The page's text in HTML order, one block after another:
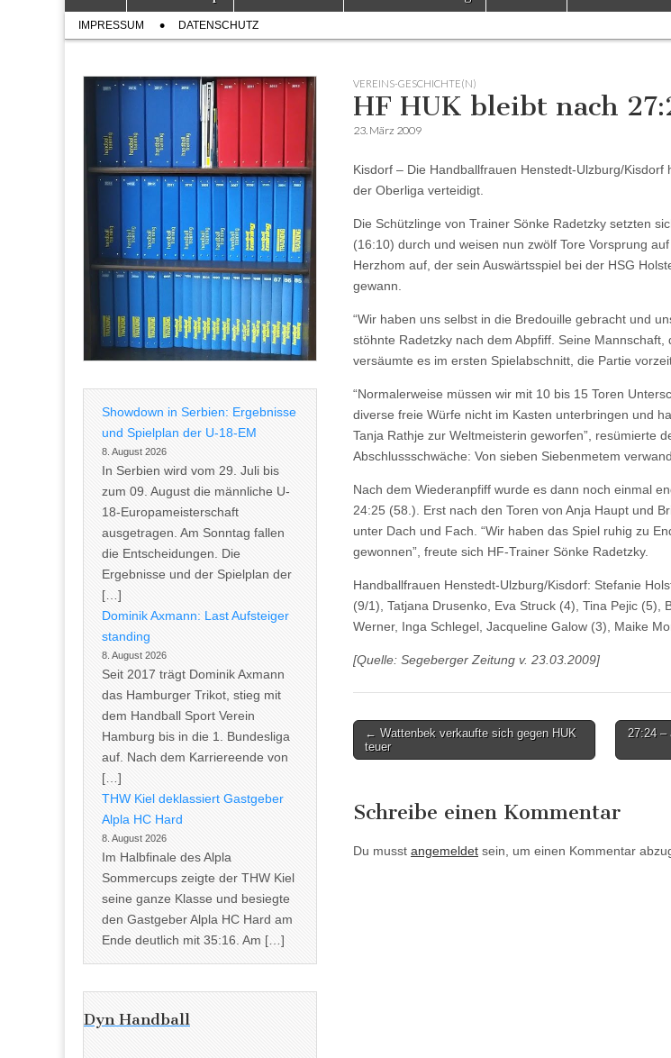
menu
content
Sub
menu
IMPRESSUM DATENSCHUTZ
VEREINS-GESCHICHTE(N)
HF HUK bleibt nach
23. März 2009
Kisdorf – Die Handballfrauen Henstedt-Ulzburg/Kisdorf
der Oberliga verteidigt.
Die Schützlinge von Trainer Sönke Radetzky setzten
(16:10) durch und weisen nun zwölf Tore Vorsprung
Herzhom auf, der sein Auswärtsspiel bei der HSG
gewann.
“Wir haben uns selbst in die Bredouille gebracht und
stöhnte Radetzky nach dem Abpfiff. Seine Mannschaft,
versäumte es im ersten Spielabschnitt, die Partie
“Normalerweise müssen wir mit 10 bis 15 Toren
diverse freie Würfe nicht im Kasten unterbringen und
Tanja Rathje zur Weltmeisterin geworfen”, resümierte
Abschlussschwäche: Von sieben Siebenmetem
Nach dem Wiederanpfiff wurde es dann noch einmal
24:25 (58.). Erst nach den Toren von Anja Haupt und
unter Dach und Fach. “Wir haben das Spiel ruhig zu
gewonnen”, freute sich HF-Trainer Sönke Radetzky.
Handballfrauen Henstedt-Ulzburg/Kisdorf: Stefanie
(9/1), Tatjana Drusenko, Eva Struck (4), Tina Pejic (5),
Werner, Inga Schlegel, Jacqueline Galow (3), Maike
[Quelle: Segeberger Zeitung v. 23.03.2009]
Post
navigation
← Wattenbek verkaufte sich gegen HUK
teuer
27:24 –
Schreibe einen Kommentar
Du musst angemeldet sein, um einen Kommentar
Showdown in Serbien: Ergebnisse
und Spielplan der U-18-EM
8. August 2026
In Serbien wird vom 29. Juli bis
zum 09. August die männliche U-
18-Europameisterschaft
ausgetragen. Am Sonntag fallen
die Entscheidungen. Die
Ergebnisse und der Spielplan der
[…]
Dominik Axmann: Last Aufsteiger
standing
8. August 2026
Seit 2017 trägt Dominik Axmann
das Hamburger Trikot, stieg mit
dem Handball Sport Verein
Hamburg bis in die 1. Bundesliga
auf. Nach dem Karriereende von
[…]
THW Kiel deklassiert Gastgeber
Alpla HC Hard
8. August 2026
Im Halbfinale des Alpla
Sommercups zeigte der THW Kiel
seine ganze Klasse und besiegte
den Gastgeber Alpla HC Hard am
Ende deutlich mit 35:16. Am […]
Dyn Handball